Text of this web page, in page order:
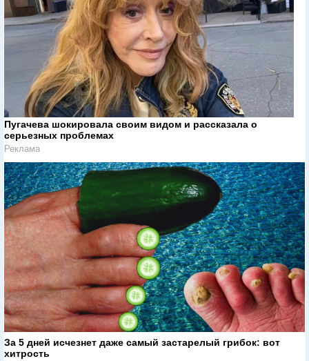
Пугачева шокировала своим видом и рассказала о
серьезных проблемах
Реклама
За 5 дней исчезнет даже самый застарелый грибок: вот
хитрость